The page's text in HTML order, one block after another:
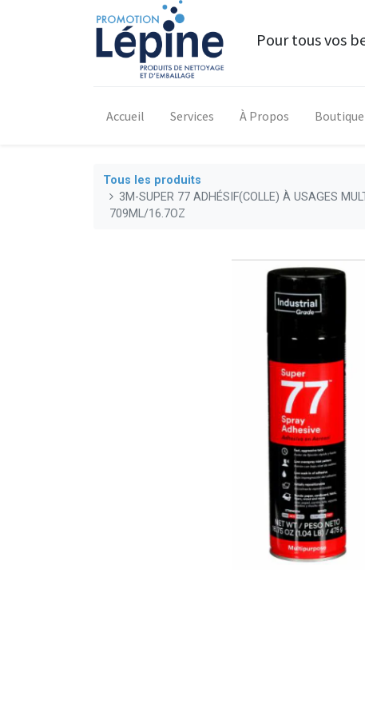
Pour tous vos
Accueil Services À Propos Boutique
Tous les produits
3M-SUPER 77 ADHÉSIF(COLLE) À USAGES
709ML/16.7OZ